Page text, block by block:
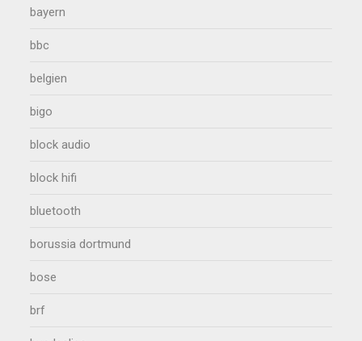
bayern
bbc
belgien
bigo
block audio
block hifi
bluetooth
borussia dortmund
bose
brf